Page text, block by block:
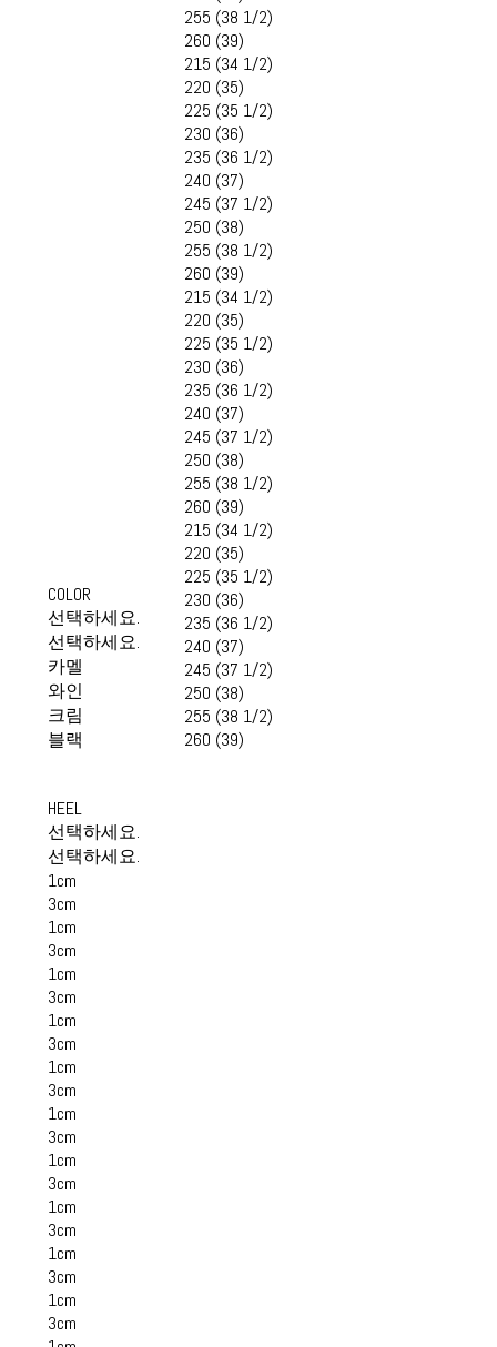
COLOR
선택하세요.
선택하세요.
카멜
와인
크림
블랙
255 (38 1/2)
260 (39)
215 (34 1/2)
220 (35)
225 (35 1/2)
230 (36)
235 (36 1/2)
240 (37)
245 (37 1/2)
250 (38)
255 (38 1/2)
260 (39)
215 (34 1/2)
220 (35)
225 (35 1/2)
230 (36)
235 (36 1/2)
240 (37)
245 (37 1/2)
250 (38)
255 (38 1/2)
260 (39)
215 (34 1/2)
220 (35)
225 (35 1/2)
230 (36)
235 (36 1/2)
240 (37)
245 (37 1/2)
250 (38)
255 (38 1/2)
260 (39)
HEEL
선택하세요.
선택하세요.
1cm
3cm
1cm
3cm
1cm
3cm
1cm
3cm
1cm
3cm
1cm
3cm
1cm
3cm
1cm
3cm
1cm
3cm
1cm
3cm